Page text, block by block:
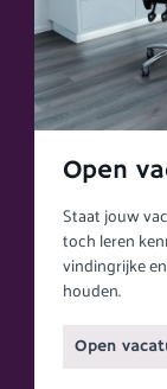
Open
Staat jouw
toch leren
vindingrijke
houden.
Open